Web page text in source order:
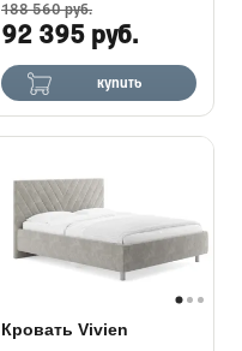
188 560 руб.
92 395 руб.
купить
Кровать Vivien